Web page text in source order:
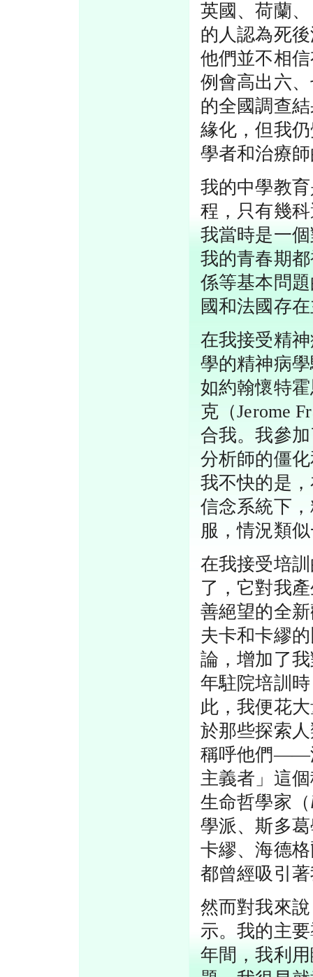
英國、荷蘭
的人認為死
他們並不相
例會高出六
的全國調查
緣化，但我
學者和治療
我的中學教
程，只有幾
我當時是一
我的青春期
係等基本問
國和法國存
在我接受精
學的精神病
如約翰懷特
克（Jerome
合我。我參
分析師的僵
我不快的是
信念系統下
服，情況類
在我接受培
了，它對我
善絕望的全
夫卡和卡繆
論，增加了
年駐院培訓
此，我便花
於那些探索
稱呼他們——
主義者」這
生命哲學家（
學派、斯多
卡繆、海德
都曾經吸引
然而對我來
示。我的主
年間，我利